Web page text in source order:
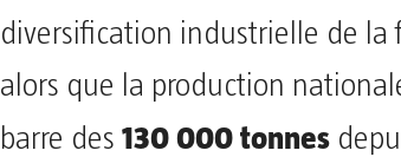
diversification industrielle de la
alors que la production
barre des 130 000 tonnes